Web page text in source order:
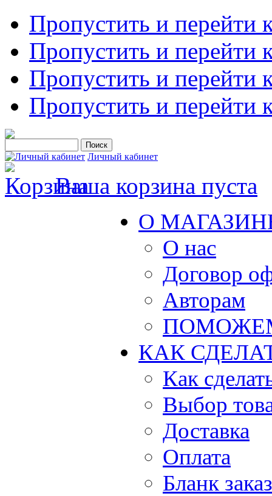
Пропустить и перейти
Пропустить и перейти
Пропустить и перейти
Пропустить и перейти
Личный кабинет
Ваша корзина пуста
О
О нас
Договор
Авторам
КАК
Как
Выбор
Доставка
Оплата
Бланк